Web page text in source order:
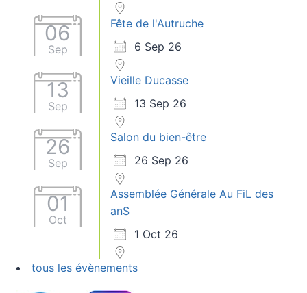
06
Sep
Fête de l'Autruche
6 Sep 26
13
Sep
Vieille Ducasse
13 Sep 26
26
Sep
Salon du bien-être
26 Sep 26
01
Oct
Assemblée Générale Au FiL des
anS
1 Oct 26
tous les évènements